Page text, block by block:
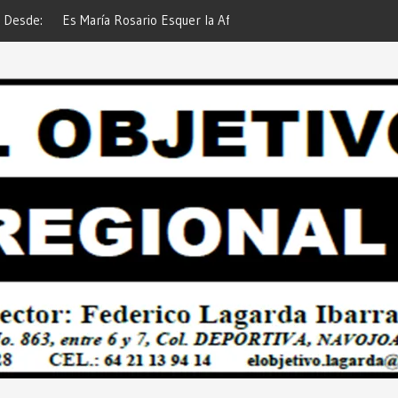
la Afortunada Ganadora del
ATTITUDE de “GANA CON TU
Pavimentar Navojoa…